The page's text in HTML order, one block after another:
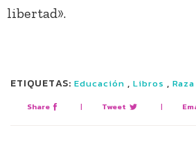
libertad».
ETIQUETAS: Educación ,Libros ,Raza
Share | Tweet |